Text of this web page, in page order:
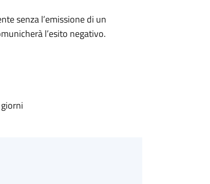
senza l’emissione di un
l’esito negativo.